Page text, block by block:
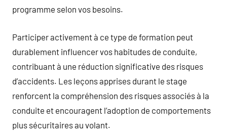
programme selon vos besoins.
Participer activement à ce type de formation peut
durablement influencer vos habitudes de conduite,
contribuant à une réduction significative des risques
d’accidents. Les leçons apprises durant le stage
renforcent la compréhension des risques associés à la
conduite et encouragent l’adoption de comportements
plus sécuritaires au volant.